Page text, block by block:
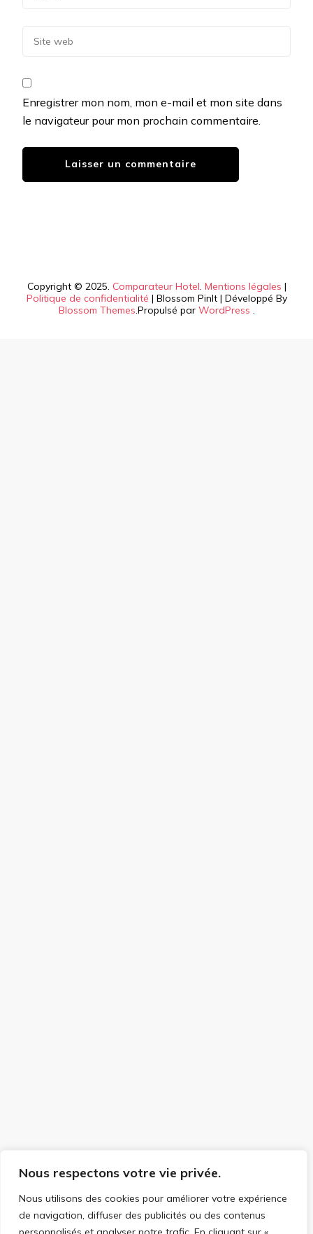
Nous respectons votre vie privée.
Nous utilisons des cookies pour améliorer votre expérience
de navigation, diffuser des publicités ou des contenus
Enregistrer mon nom, mon e-mail et mon site dans
le navigateur pour mon prochain commentaire.
Copyright © 2025. Comparateur Hotel Mentions légales |
Politique de confidentialité | Blossom PinIt | Développé By
Blossom Themes .Propulsé par WordPress